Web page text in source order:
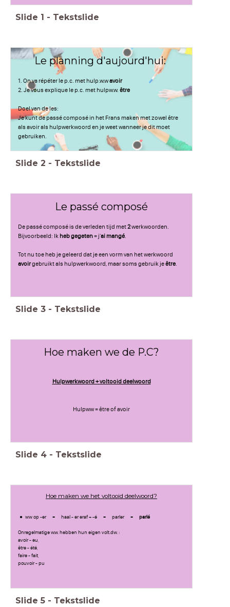
Slide 1 - Tekstslide
Le planning d'aujourd'hui:
1. On va répéter le p.c. met hulp.w.wavoir
2. Je vous explique le p.c. met hulpw.w. être
Doel van de les:
Je kunt de passé composé in het Frans maken met zowel être
als avoir als hulpwerkwoord en je weet wanneer je dit moet
gebruiken.
Slide 2 - Tekstslide
Le passé composé
De passé composé is de verleden tijd met2werkwoorden.
Bijvoorbeeld: Ik heb gegeten= j'ai mangé.
Tot nu toe heb je geleerd dat je een vorm van het werkwoord
avoirgebruikt als hulpwerkwoord, maar soms gebruik jeêtre.
Slide 3 - Tekstslide
Hoe maken we de P.C?
Hulpwerkwoord + voltooid deelwoord
Hulpww = être of avoir
Slide 4 - Tekstslide
Hoe maken we het voltooid deelwoord?
ww op -er = haal - er eraf + -é = parler = parlé
Onregelmatige w.w. hebben hun eigen volt.dw. :
avoir - eu,
être - été,
faire - fait,
pouvoir - pu
Slide 5 - Tekstslide